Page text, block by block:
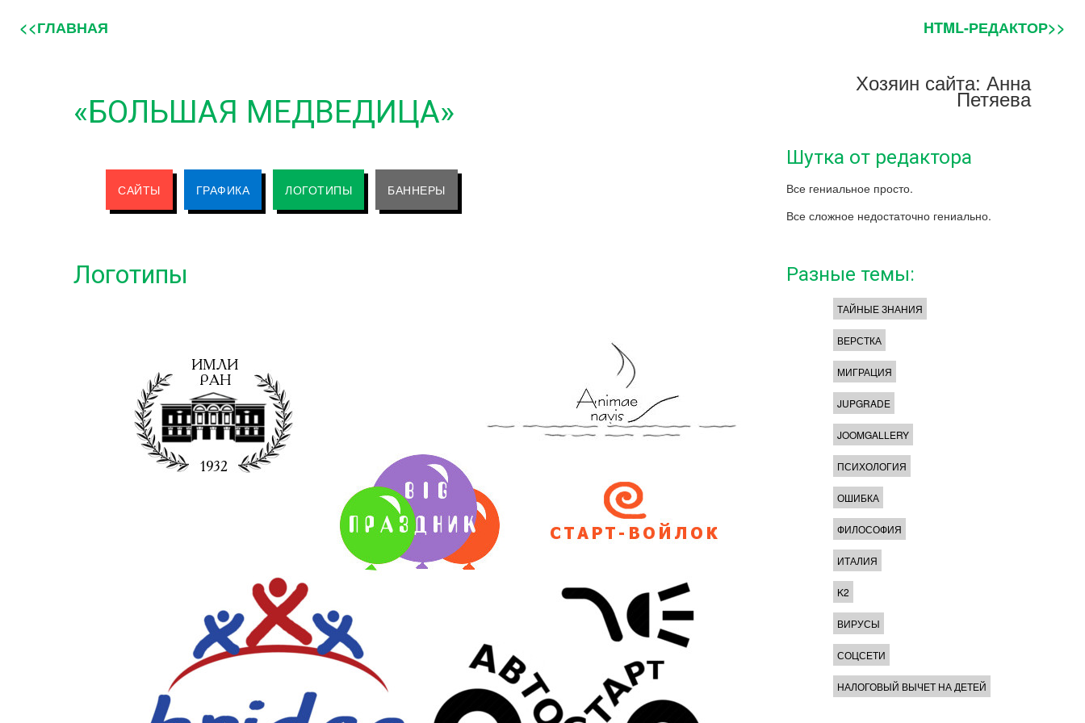
<<ГЛАВНАЯ HTML-РЕДАКТОР>>
«БОЛЬШАЯ МЕДВЕДИЦА»
САЙТЫ ГРАФИКА ЛОГОТИПЫ БАННЕРЫ
Логотипы
Хозяин сайта: Анна
Петяева
Шутка от редактора
Все гениальное просто.
Все сложное недостаточно гениально.
Разные темы:
ТАЙНЫЕ ЗНАНИЯ
ВЕРСТКА
МИГРАЦИЯ
JUPGRADE
JOOMGALLERY
ПСИХОЛОГИЯ
ОШИБКА
ФИЛОСОФИЯ
ИТАЛИЯ
K2
ВИРУСЫ
СОЦСЕТИ
НАЛОГОВЫЙ ВЫЧЕТ НА ДЕТЕЙ